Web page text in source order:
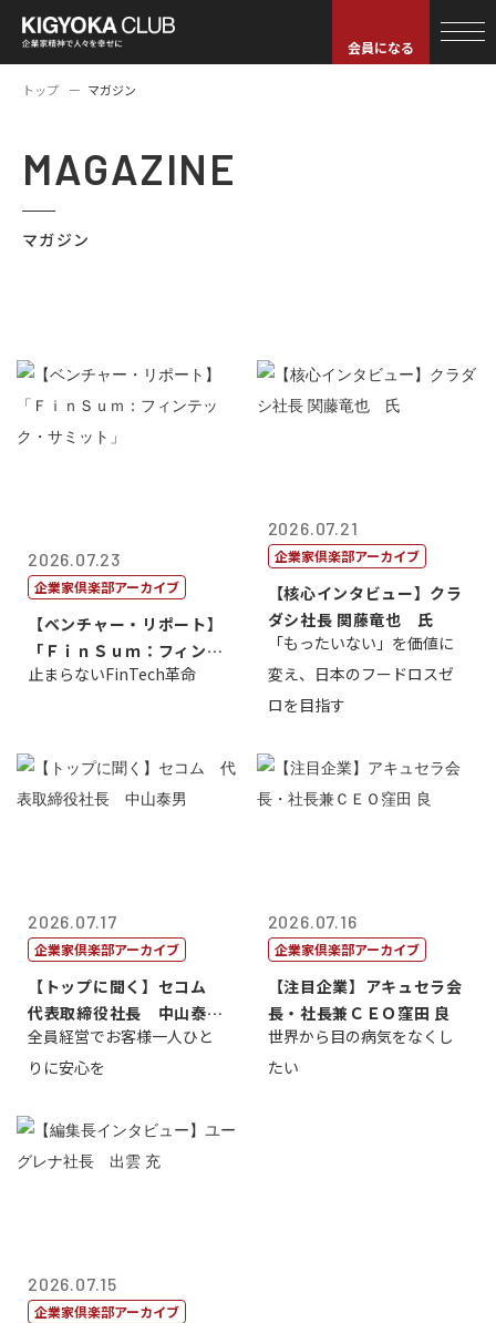
会員になる
トップ マガジン
MAGAZINE
マガジン
2026.07.23
企業家倶楽部アーカイブ
【ベンチャー・リポート】
「ＦｉｎＳｕｍ：フィンテ
ック・サミッ...
止まらないFinTech革命
2026.07.21
企業家倶楽部アーカイブ
【核心インタビュー】クラ
ダシ社長 関藤竜也 氏
「もったいない」を価値に
変え、日本のフードロスゼ
ロを目指す
2026.07.17
企業家倶楽部アーカイブ
【トップに聞く】セコム
代表取締役社長 中山泰
男
全員経営でお客様一人ひと
りに安心を
2026.07.16
企業家倶楽部アーカイブ
【注目企業】アキュセラ会
長・社長兼ＣＥＯ窪田 良
世界から目の病気をなくし
たい
2026.07.15
企業家倶楽部アーカイブ